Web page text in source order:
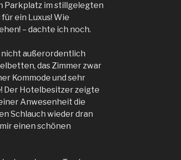
Parkplatz im stillgelegten
ein Luxus! Wie
– dachte ich noch.
nicht außerordentlich
das Zimmer zwar
Kommode und sehr
Der Hotelbesitzer zeigte
Anwesenheit die
Schlauch wieder dran
einen schönen